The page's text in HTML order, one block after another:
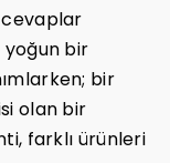
yoğun bir
bir
olan bir
farklı ürünleri